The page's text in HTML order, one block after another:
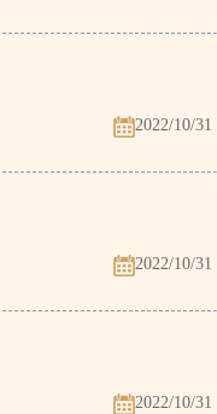
2022/10/31
2022/10/31
2022/10/31